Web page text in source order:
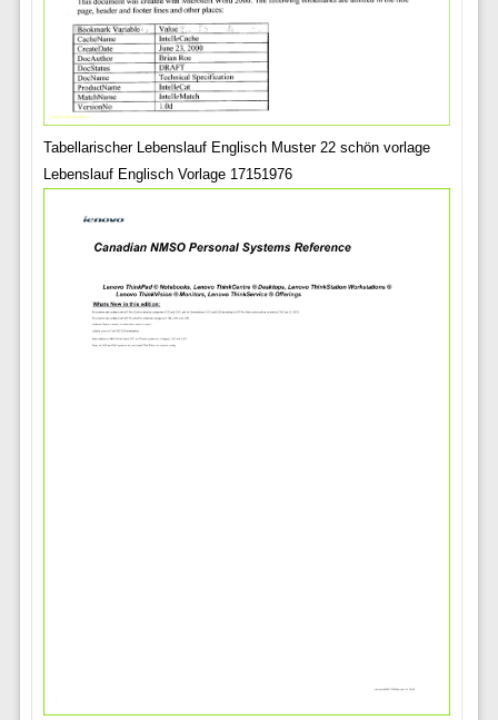
Tabellarischer Lebenslauf Englisch Muster 22 schön vorlage
Lebenslauf Englisch Vorlage 17151976